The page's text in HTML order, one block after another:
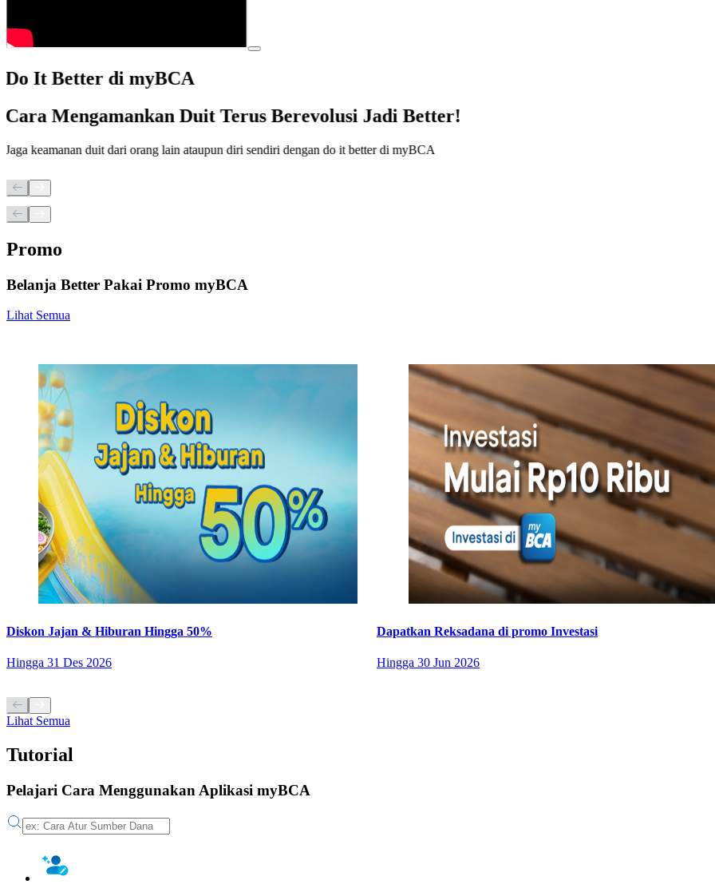
Do It Better di myBCA
Cara Mengamankan Duit Terus Berevolusi Jadi Better!
Jaga keamanan duit dari orang lain ataupun diri sendiri dengan do it better di myBCA
Promo
Belanja Better Pakai Promo myBCA
Lihat Semua
Diskon Jajan & Hiburan Hingga 50%
Hingga 31 Des 2026
Dapatkan Reksadana di promo Investasi
Hingga 30 Jun 2026
Lihat Semua
Tutorial
Pelajari Cara Menggunakan Aplikasi myBCA